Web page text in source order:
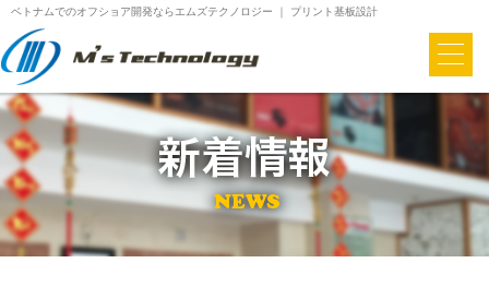
ベトナムでのオフショア開発ならエムズテクノロジー ｜ プリント基板設計